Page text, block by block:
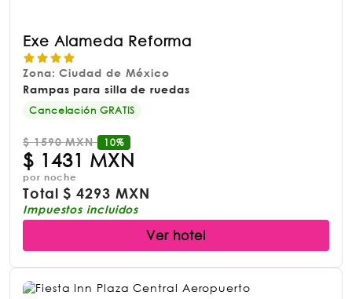
Exe Alameda Reforma
Zona: Ciudad de México
Rampas para silla de ruedas
Cancelación GRATIS
$1590 MXN 10%
$ 1431 MXN
por noche
Total$4293 MXN
Impuestos incluidos
Ver hotel